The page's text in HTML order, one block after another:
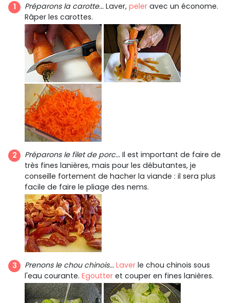
Préparons la carotte... Laver, peler avec un économe.
Râper les carottes.
Préparons le filet de porc... Il est important de faire de
très fines lanières, mais pour les débutantes, je
conseille fortement de hacher la viande : il sera plus
facile de faire le pliage des nems.
Prenons le chou chinois... Laver le chou chinois sous
l'eau courante. Egoutter et couper en fines lanières.